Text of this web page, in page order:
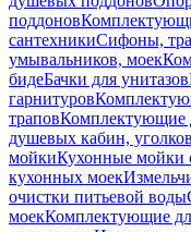
поддонов
сантехникиСифоны,
умывальников, моек
бидеБачки для унитазов
гарнитуров
траповКомплектующие
душевых кабин, уголков
мойкиКухонные мойки
кухонных моек
очистки питьевой воды
моекКомплектующие